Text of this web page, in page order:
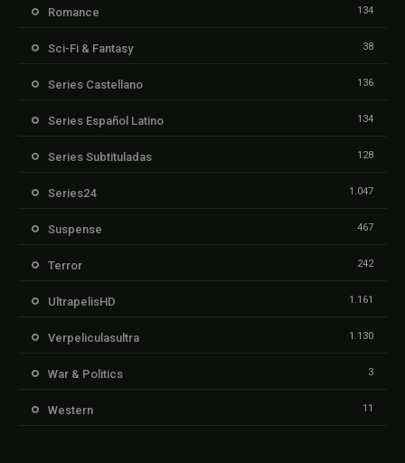
Romance 134
Sci-Fi & Fantasy 38
Series Castellano 136
Series Español Latino 134
Series Subtituladas 128
Series24 1.047
Suspense 467
Terror 242
UltrapelisHD 1.161
Verpeliculasultra 1.130
War & Politics 3
Western 11